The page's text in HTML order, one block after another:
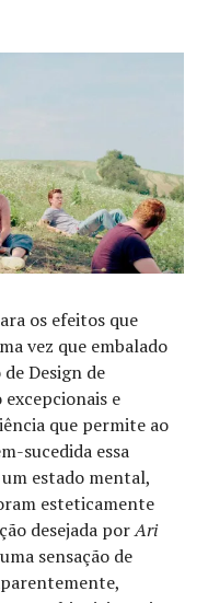
os efeitos que
vez que embalado
Design de
e
que permite ao
sucedida essa
estado mental,
esteticamente
desejada porAri
sensação de